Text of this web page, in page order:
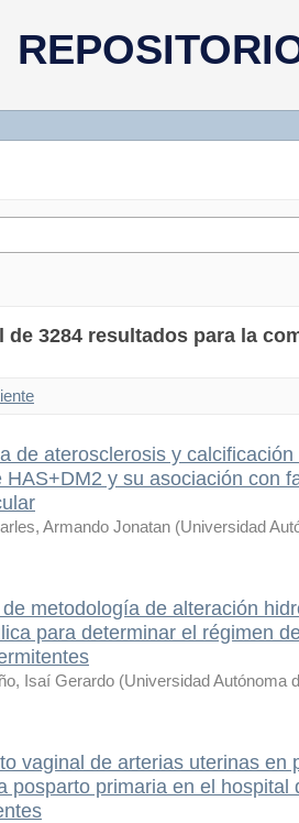
3284 resultados para la
de aterosclerosis y
HAS+DM2 y su asociación con
Armando Jonatan (Universidad
metodología de alteración
para determinar el régimen
Isaí Gerardo (Universidad Autónoma
vaginal de arterias uterinas en
posparto primaria en el hospital